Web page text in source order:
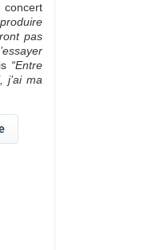
concert
pas
“Entre
j’ai ma